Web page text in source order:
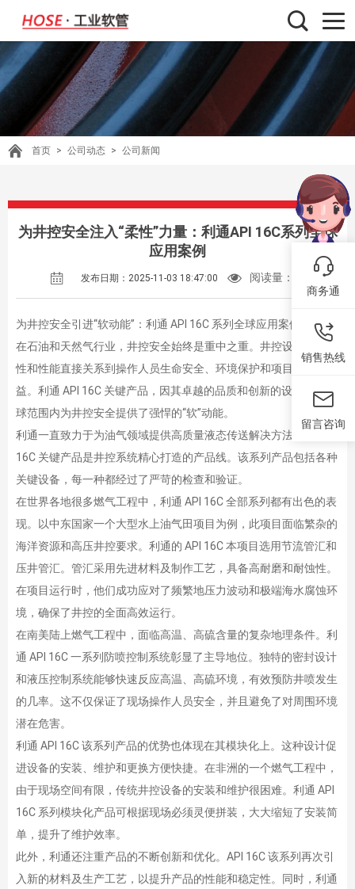
首页 > 公司动态 > 公司新闻
为井控安全注入“柔性”力量：利通API 16C系列全球
应用案例
发布日期：2025-11-03 18:47:00 阅读量：
为井控安全引进“软动能”：利通 API 16C 系列全球应用案例》
在石油和天然气行业，井控安全始终是重中之重。井控设备的稳定
性和性能直接关系到操作人员生命安全、环境保护和项目经济效
益。利通 API 16C 关键产品，因其卓越的品质和创新的设计，在全
球范围内为井控安全提供了强悍的“软”动能。
利通一直致力于为油气领域提供高质量液态传送解决方法。API
16C 关键产品是井控系统精心打造的产品线。该系列产品包括各种
关键设备，每一种都经过了严苛的检查和验证。
在世界各地很多燃气工程中，利通 API 16C 全部系列都有出色的表
现。以中东国家一个大型水上油气田项目为例，此项目面临繁杂的
海洋资源和高压井控要求。利通的 API 16C 本项目选用节流管汇和
压井管汇。管汇采用先进材料及制作工艺，具备高耐磨和耐蚀性。
在项目运行时，他们成功应对了频繁地压力波动和极端海水腐蚀环
境，确保了井控的全面高效运行。
在南美陆上燃气工程中，面临高温、高硫含量的复杂地理条件。利
通 API 16C 一系列防喷控制系统彰显了主导地位。独特的密封设计
和液压控制系统能够快速反应高温、高硫环境，有效预防井喷发生
的几率。这不仅保证了现场操作人员安全，并且避免了对周围环境
潜在危害。
利通 API 16C 该系列产品的优势也体现在其模块化上。这种设计促
进设备的安装、维护和更换方便快捷。在非洲的一个燃气工程中，
由于现场空间有限，传统井控设备的安装和维护很困难。利通 API
16C 系列模块化产品可根据现场必须灵便拼装，大大缩短了安装简
单，提升了维护效率。
此外，利通还注重产品的不断创新和优化。API 16C 该系列再次引
入新的材料及生产工艺，以提升产品的性能和稳定性。同时，利通
商务通
销售热线
留言咨询